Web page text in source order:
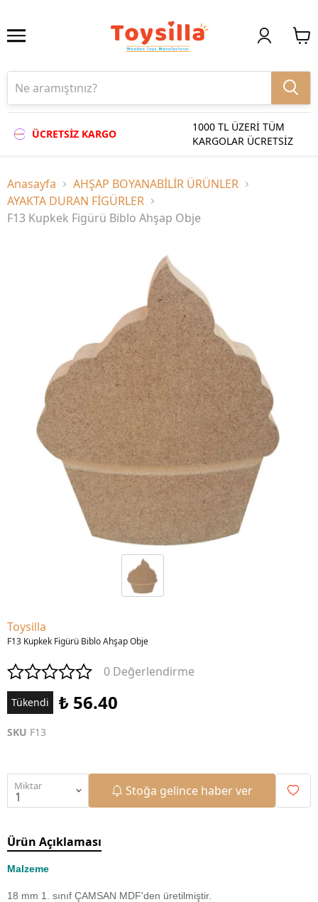
ÜCRETSİZ KARGO
1000 TL ÜZERİ TÜM
KARGOLAR ÜCRETSİZ
Anasayfa
AHŞAP BOYANABİLİR ÜRÜNLER
AYAKTA DURAN FİGÜRLER
F13 Kupkek Figürü Biblo Ahşap Obje
Toysilla
F13 Kupkek Figürü Biblo Ahşap Obje
0 Değerlendirme
Tükendi ₺ 56.40
SKU F13
Miktar Stoğa gelince haber ver
Ürün Açıklaması
Malzeme
18 mm 1. sınıf ÇAMSAN MDF'den üretilmiştir.